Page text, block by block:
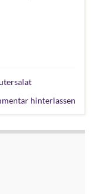
hinterlassen